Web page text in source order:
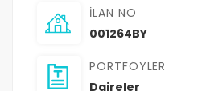
İLAN NO
001264BY
PORTFÖYLER
Daireler